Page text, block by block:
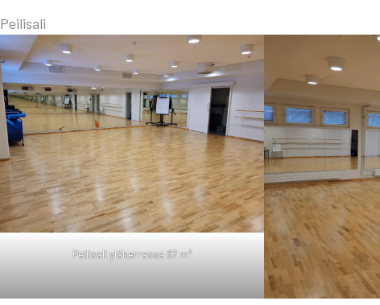
Pei­li­sa­li
Pei­li­sa­li ylä­ker­ras­sa 87 m²